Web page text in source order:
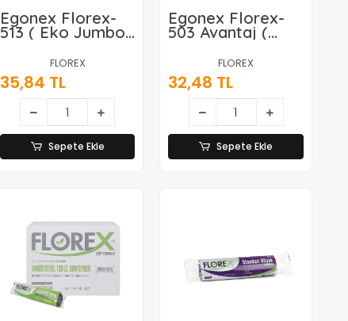
Egonex Florex-
513 ( Eko Jumbo
Torbası*20=k
FLOREX
35,84 TL
Sepete Ekle
Egonex Florex-
503 Avantaj (
( Büzgülü ) (
Büyük ) ( 10pcs )
65x70cm Çöp
Torba*25=k
FLOREX
32,48 TL
Sepete Ekle